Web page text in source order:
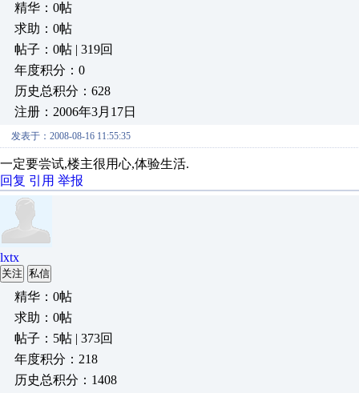
精华：0帖
求助：0帖
帖子：0帖 | 319回
年度积分：0
历史总积分：628
注册：2006年3月17日
发表于：2008-08-16 11:55:35
一定要尝试,楼主很用心,体验生活.
回复 引用 举报
lxtx
关注 私信
精华：0帖
求助：0帖
帖子：5帖 | 373回
年度积分：218
历史总积分：1408